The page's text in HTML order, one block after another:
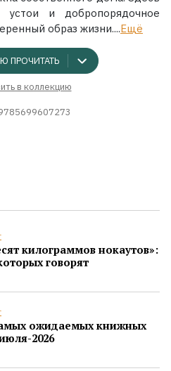
устои и добропорядочное
образ жизни....Ещё
ПРОЧИТАТЬ
в коллекцию
килограммов нокаутов»:
говорят
ожидаемых книжных
2026